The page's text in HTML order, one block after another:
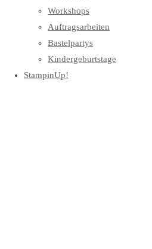
Workshops
Auftragsarbeiten
Bastelpartys
Kindergeburtstage
StampinUp!